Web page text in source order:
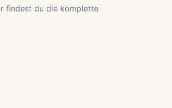
findest du die komplette